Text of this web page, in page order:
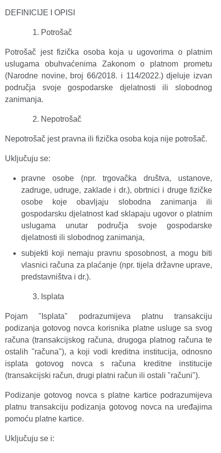
DEFINICIJE I OPISI
Potrošač
Potrošač jest fizička osoba koja u ugovorima o platnim
uslugama obuhvaćenima Zakonom o platnom prometu
(Narodne novine, broj 66/2018. i 114/2022.) djeluje izvan
područja svoje gospodarske djelatnosti ili slobodnog
zanimanja.
Nepotrošač
Nepotrošač jest pravna ili fizička osoba koja nije potrošač.
Uključuju se:
pravne osobe (npr. trgovačka društva, ustanove,
zadruge, udruge, zaklade i dr.), obrtnici i druge fizičke
osobe koje obavljaju slobodna zanimanja ili
gospodarsku djelatnost kad sklapaju ugovor o platnim
uslugama unutar područja svoje gospodarske
djelatnosti ili slobodnog zanimanja,
subjekti koji nemaju pravnu sposobnost, a mogu biti
vlasnici računa za plaćanje (npr. tijela državne uprave,
predstavništva i dr.).
Isplata
Pojam "Isplata" podrazumijeva platnu transakciju
podizanja gotovog novca korisnika platne usluge sa svog
računa (transakcijskog računa, drugoga platnog računa te
ostalih "računa"), a koji vodi kreditna institucija, odnosno
isplata gotovog novca s računa kreditne institucije
(transakcijski račun, drugi platni račun ili ostali "računi").
Podizanje gotovog novca s platne kartice podrazumijeva
platnu transakciju podizanja gotovog novca na uređajima
pomoću platne kartice.
Uključuju se i: